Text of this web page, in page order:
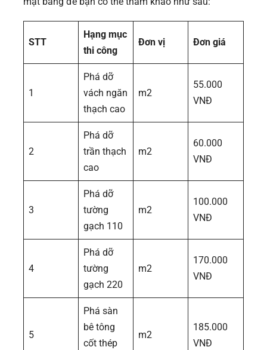
STT
Hạng mục
thi công
Đơn vị Đơn giá
1
Phá dỡ
vách ngăn
thạch cao
m2
55.000
VNĐ
2
Phá dỡ
trần thạch
cao
m2
60.000
VNĐ
3
Phá dỡ
tường
gạch 110
m2
100.000
VNĐ
4
Phá dỡ
tường
gạch 220
m2
170.000
VNĐ
5
Phá sàn
bê tông
cốt thép
m2
185.000
VNĐ